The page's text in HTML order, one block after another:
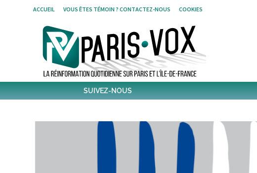
ACCUEIL VOUS ÊTES TÉMOIN ? CONTACTEZ-NOUS COOKIES
SUIVEZ-NOUS
6,255